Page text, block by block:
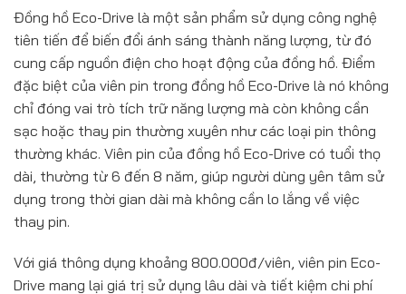
Đồng hồ Eco-Drive là một sản phẩm sử dụng công nghệ
tiên tiến để biến đổi ánh sáng thành năng lượng, từ đó
cung cấp nguồn điện cho hoạt động của đồng hồ. Điểm
đặc biệt của viên pin trong đồng hồ Eco-Drive là nó không
chỉ đóng vai trò tích trữ năng lượng mà còn không cần
sạc hoặc thay pin thường xuyên như các loại pin thông
thường khác. Viên pin của đồng hồ Eco-Drive có tuổi thọ
dài, thường từ 6 đến 8 năm, giúp người dùng yên tâm sử
dụng trong thời gian dài mà không cần lo lắng về việc
thay pin.
Với giá thông dụng khoảng 800.000đ/viên, viên pin Eco-
Drive mang lại giá trị sử dụng lâu dài và tiết kiệm chi phí